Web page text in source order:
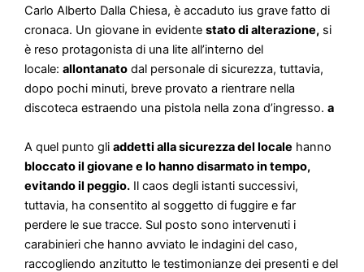
Carlo Alberto Dalla Chiesa, è accaduto ius grave fatto di
cronaca. Un giovane in evidente stato di alterazione, si
è reso protagonista di una lite all’interno del
locale: allontanato dal personale di sicurezza, tuttavia,
dopo pochi minuti, breve provato a rientrare nella
discoteca estraendo una pistola nella zona d’ingresso. a
A quel punto gli addetti alla sicurezza del locale hanno
bloccato il giovane e lo hanno disarmato in tempo,
evitando il peggio. Il caos degli istanti successivi,
tuttavia, ha consentito al soggetto di fuggire e far
perdere le sue tracce. Sul posto sono intervenuti i
carabinieri che hanno avviato le indagini del caso,
raccogliendo anzitutto le testimonianze dei presenti e del